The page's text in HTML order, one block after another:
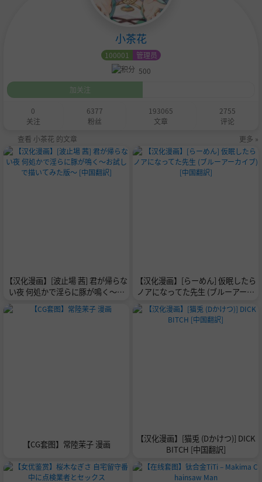
小茶花
100001
管理员
500
加关注
0
关注
6377
粉丝
193065
文章
2755
评论
查看 小茶花 的文章
更多 »
【汉化漫画】[波止場 茜] 君が帰らな
い夜 何処かで淫らに豚が鳴く～お
試しで描いてみた版～ [中国翻訳]
【汉化漫画】[らーめん] 仮眠したら
ノアになってた先生 (ブルーアーカ
イブ) [中国翻訳]
【CG套图】常陸茉子 漫画
【汉化漫画】[猫兎 (Dかけつ)] DICK
BITCH [中国翻訳]